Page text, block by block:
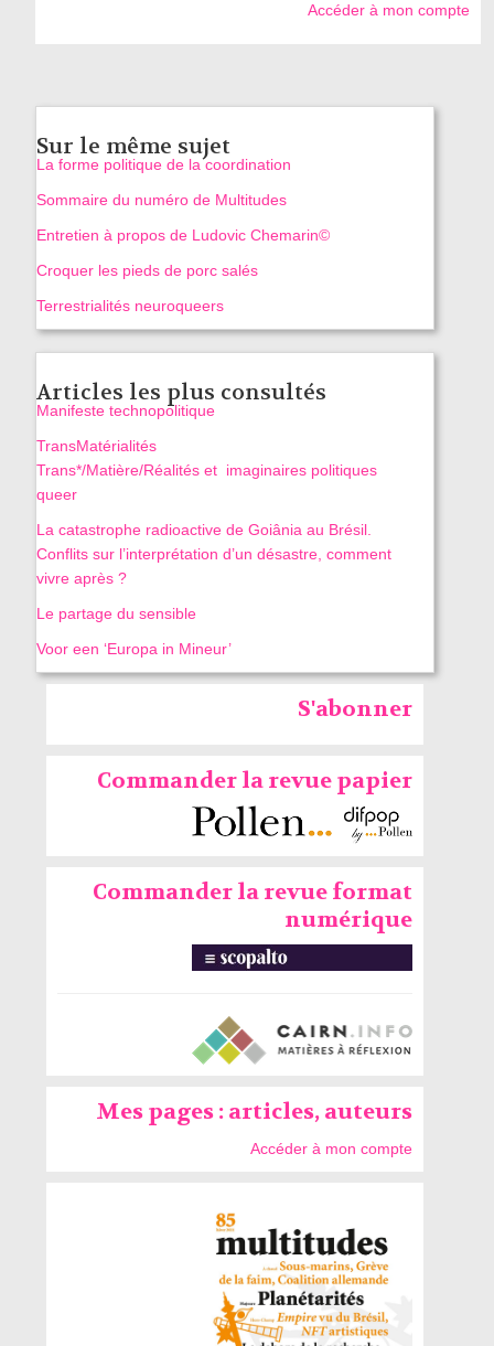
Accéder à mon compte
Sur le même sujet
La forme politique de la coordination
Sommaire du numéro de Multitudes
Entretien à propos de Ludovic Chemarin©
Croquer les pieds de porc salés
Terrestrialités neuroqueers
Articles les plus consultés
Manifeste technopolitique
TransMatérialités
Trans*/Matière/Réalités et imaginaires politiques
queer
La catastrophe radioactive de Goiânia au Brésil.
Conflits sur l’interprétation d’un désastre, comment
vivre après ?
Le partage du sensible
Voor een ‘Europa in Mineur’
S'abonner
Commander la revue papier
Commander la revue format
numérique
Mes pages : articles, auteurs
Accéder à mon compte